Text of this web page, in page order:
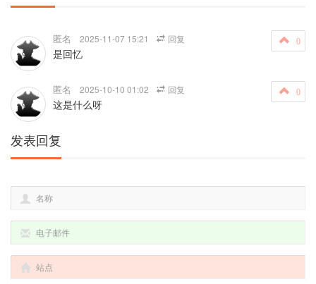
0
匿名 2025-11-07 15:21 回复
是回忆
0
匿名 2025-10-10 01:02 回复
这是什么呀
发表回复